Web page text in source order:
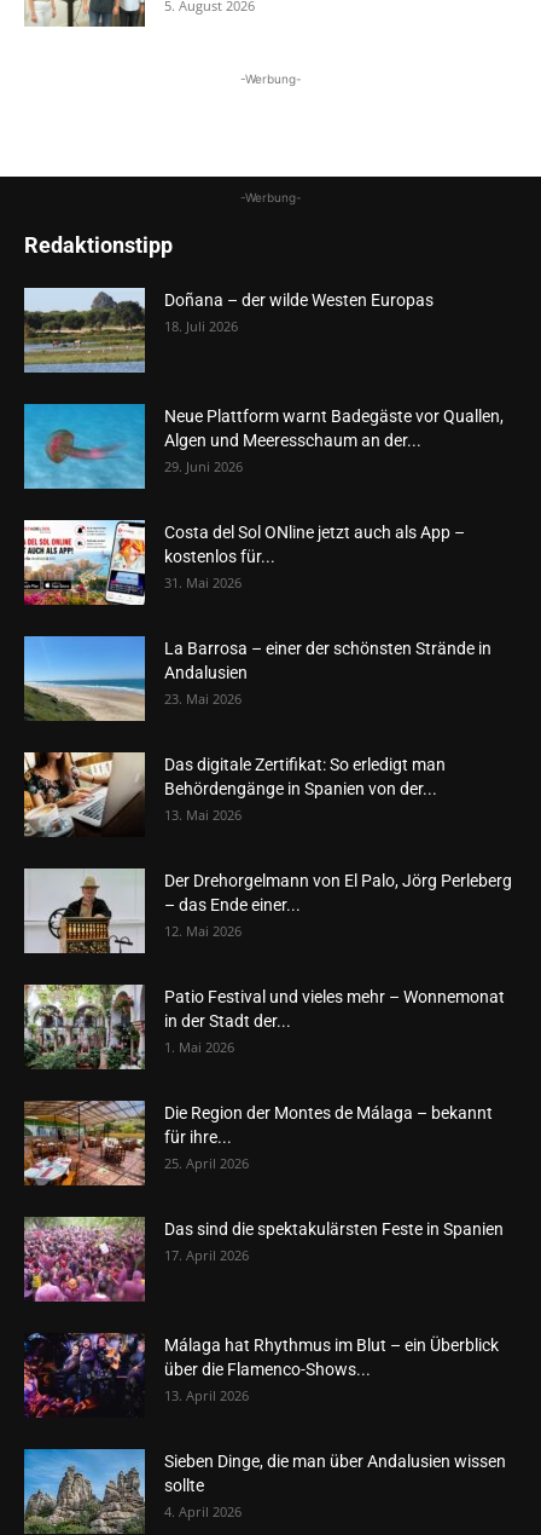
5. August 2026
-Werbung-
-Werbung-
Redaktionstipp
Doñana – der wilde Westen Europas
18. Juli 2026
Neue Plattform warnt Badegäste vor Quallen,
Algen und Meeresschaum an der...
29. Juni 2026
Costa del Sol ONline jetzt auch als App –
kostenlos für...
31. Mai 2026
La Barrosa – einer der schönsten Strände in
Andalusien
23. Mai 2026
Das digitale Zertifikat: So erledigt man
Behördengänge in Spanien von der...
13. Mai 2026
Der Drehorgelmann von El Palo, Jörg Perleberg
– das Ende einer...
12. Mai 2026
Patio Festival und vieles mehr – Wonnemonat
in der Stadt der...
1. Mai 2026
Die Region der Montes de Málaga – bekannt
für ihre...
25. April 2026
Das sind die spektakulärsten Feste in Spanien
17. April 2026
Málaga hat Rhythmus im Blut – ein Überblick
über die Flamenco-Shows...
13. April 2026
Sieben Dinge, die man über Andalusien wissen
sollte
4. April 2026